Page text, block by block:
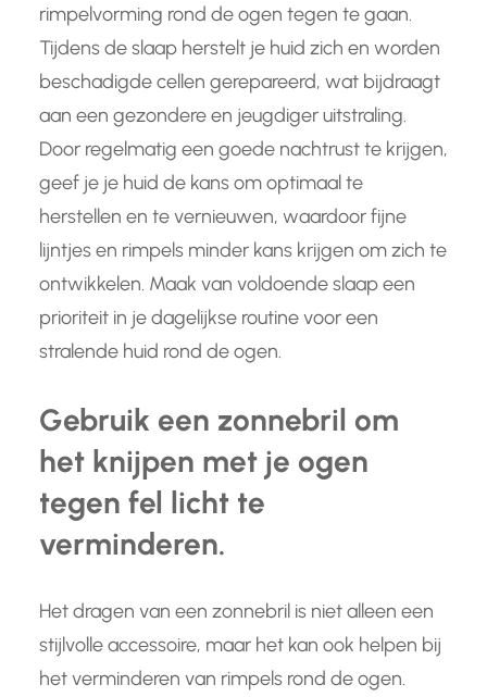
rimpelvorming rond de ogen tegen te gaan.
Tijdens de slaap herstelt je huid zich en worden
beschadigde cellen gerepareerd, wat bijdraagt
aan een gezondere en jeugdiger uitstraling.
Door regelmatig een goede nachtrust te krijgen,
geef je je huid de kans om optimaal te
herstellen en te vernieuwen, waardoor fijne
lijntjes en rimpels minder kans krijgen om zich te
ontwikkelen. Maak van voldoende slaap een
prioriteit in je dagelijkse routine voor een
stralende huid rond de ogen.
Gebruik een zonnebril om
het knijpen met je ogen
tegen fel licht te
verminderen.
Het dragen van een zonnebril is niet alleen een
stijlvolle accessoire, maar het kan ook helpen bij
het verminderen van rimpels rond de ogen.